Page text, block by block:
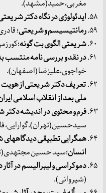
مغربی،حمید(مشهد).
ایدئولوژی در نگاه دکتر
رمانتیسیسم و شریعتی؛
شریعتی الگوی بت گونه
در نقد و بررسی نامه منتسب
خواجوی،علیزضا (اصفهان).
تعریف دکتر شریعتی از
ملی بعد از انقلاب اسلامی
فرم و محتوی در اندیشه دکتر
سیدحسین(تهران).گوارایی،
همگرایی تطبیقی دیدگاههای
انسان؛سید حسین
دموکراسی و لیبرالیسم در
(شیروانی).